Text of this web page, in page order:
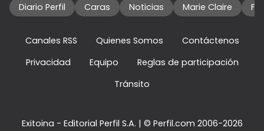
Diario Perfil Caras Noticias Marie Claire
Canales RSS Quienes Somos
Contáctenos
Privacidad
Equipo
Reglas de participación
Tránsito
Exitoina - Editorial Perfil S.A. | © Perfil.com 2006-2026